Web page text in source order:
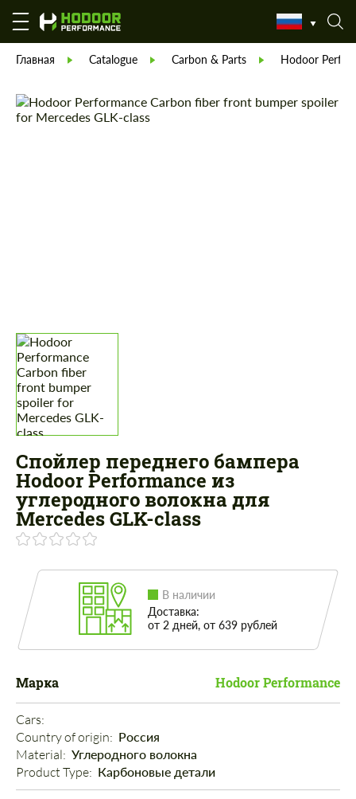
Главная Catalogue Carbon & Parts Hodoor
Спойлер переднего бампера
Hodoor Performance из
углеродного волокна для
Mercedes GLK-class
В наличии
Доставка:
от 2 дней, от 639 рублей
Марка Hodoor Performance
Cars:
Country of origin: Россия
Material: Углеродного волокна
Product Type: Карбоновые детали